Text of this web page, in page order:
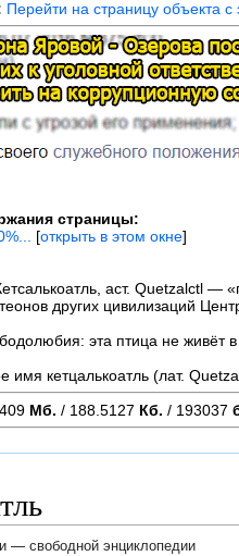
Перейти на страницу объекта с
страницы:
[открыть в этом окне]
аст. Quetzalctl
других цивилизаций
эта птица не живёт в
имя кетцалькоатль (лат.
Мб. / 188.5127 Кб. / 193037
— свободной энциклопедии